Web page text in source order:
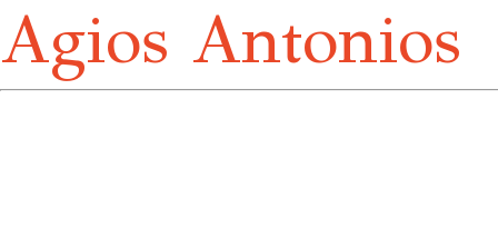
Agios Antonios